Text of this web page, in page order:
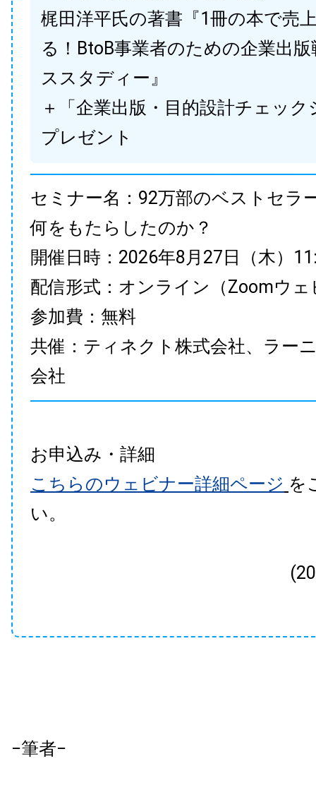
梶田洋平氏の著書『1冊の本で売
る！BtoB事業者のための企業出
ススタディー』
＋「企業出版・目的設計チェック
プレゼント
セミナー名：92万部のベストセラ
何をもたらしたのか？
開催日時：2026年8月27日（木）
配信形式：オンライン（Zoomウェ
参加費：無料
共催：ティネクト株式会社、ラー
会社
お申込み・詳細
こちらのウェビナー詳細ページ を
い。
−筆者−